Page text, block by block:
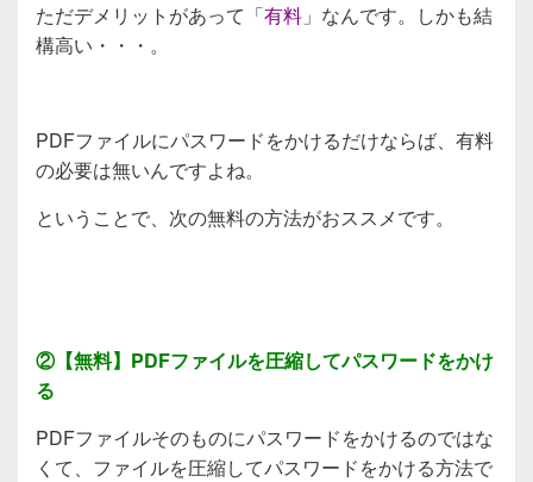
ただデメリットがあって「有料 」なんです。しかも結
構高い・・・。
PDFファイルにパスワードをかけるだけならば、有料
の必要は無いんですよね。
ということで、次の無料の方法がおススメです。
②【無料】PDFファイルを圧縮してパスワードをかけ
る
PDFファイルそのものにパスワードをかけるのではな
くて、ファイルを圧縮してパスワードをかける方法で